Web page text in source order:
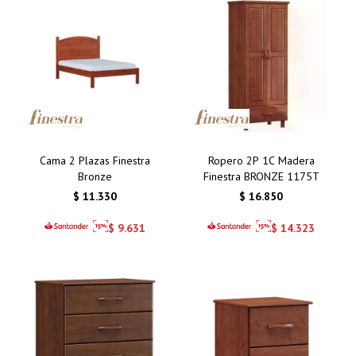
Cama 2 Plazas Finestra
Bronze
$ 11.330
$ 9.631
Ropero 2P 1C Madera
Finestra BRONZE 1175T
$ 16.850
$ 14.323